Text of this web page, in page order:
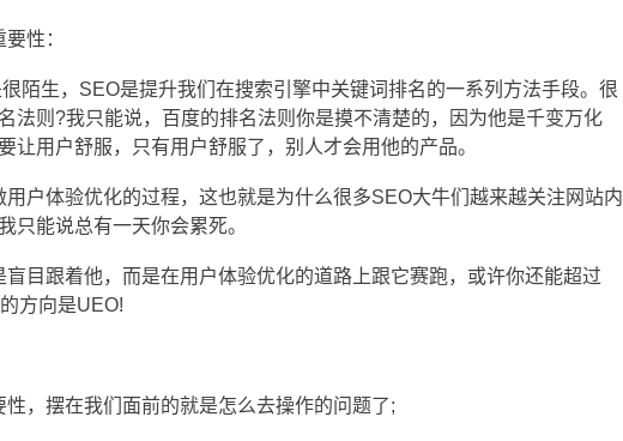
性：
陌生，SEO是提升我们在搜索引擎中关键词排名的一系列方法手段。很
法则?我只能说，百度的排名法则你是摸不清楚的，因为他是千变万化
用户舒服，只有用户舒服了，别人才会用他的产品。
户体验优化的过程，这也就是为什么很多SEO大牛们越来越关注网站内
只能说总有一天你会累死。
目跟着他，而是在用户体验优化的道路上跟它赛跑，或许你还能超过
方向是UEO!
，摆在我们面前的就是怎么去操作的问题了;